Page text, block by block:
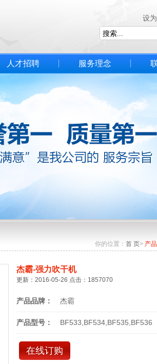
设
人才招聘 服务理念
你的位置： 首 页> 产
杰霸-强力吹干机
更新：2016-05-26 点击：1857070
产品品牌： 杰霸
产品型号： BF533,BF534,BF535,BF536
在线订购